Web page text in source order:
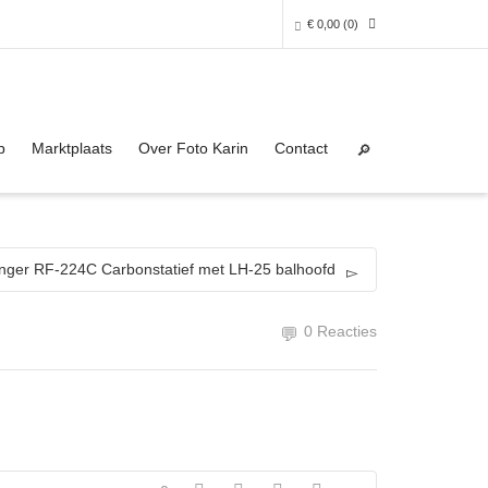
€ 0,00 (0)
NAAR DE SHOP
Marktplaats Over Foto Karin Contact
RF-224C Carbonstatief met LH-25 balhoofd
0 Reacties